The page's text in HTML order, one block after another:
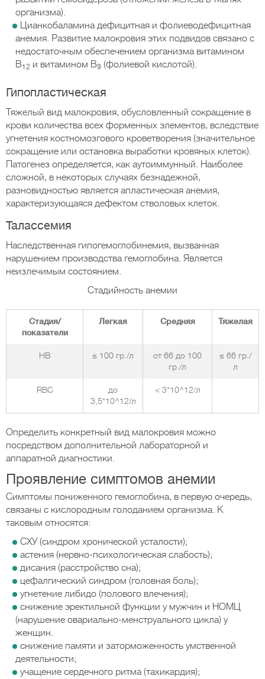
организма).
Цианкобаламина дефицитная и фолиеводефицитная
анемия. Развитие малокровия этих подвидов связано с
недостаточным обеспечением организма витамином
В12 и витамином В9 (фолиевой кислотой).
Гипопластическая
Тяжелый вид малокровия, обусловленный сокращение в
крови количества всех форменных элементов, вследствие
угнетения костномозгового кроветворения (значительное
сокращение или остановка выработки кровяных клеток).
Патогенез определяется, как аутоиммунный. Наиболее
сложной, в некоторых случаях безнадежной,
разновидностью является апластическая анемия,
характеризующаяся дефектом стволовых клеток.
Талассемия
Наследственная гипогемоглобинемия, вызванная
нарушением производства гемоглобина. Является
неизлечимым состоянием.
Стадийность анемии
Стадия/
показатели
Легкая Средняя Тяжелая
HB ≤ 100 гр./л
от 66 до 100
гр./л
≤ 66 гр./
л
RBC
до
3,5*10^12/л
< 3*10^12/л
Определить конкретный вид малокровия можно
посредством дополнительной лабораторной и
аппаратной диагностики.
Проявление симптомов анемии
Симптомы пониженного гемоглобина, в первую очередь,
связаны с кислородным голоданием организма. К
таковым относятся:
СХУ (синдром хронической усталости);
астения (нервно-психологическая слабость);
дисания (расстройство сна);
цефалгический синдром (головная боль);
угнетение либидо (полового влечения);
снижение эректильной функции у мужчин и НОМЦ
(нарушение овариально-менструального цикла) у
женщин.
снижение памяти и заторможенность умственной
деятельности;
учащение сердечного ритма (тахикардия);